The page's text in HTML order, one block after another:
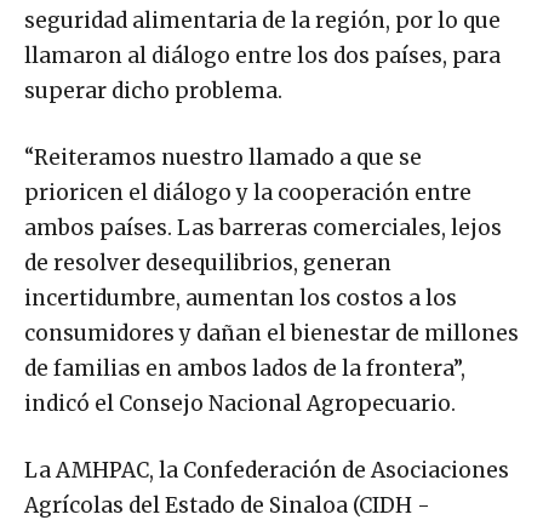
seguridad alimentaria de la región, por lo que
llamaron al diálogo entre los dos países, para
superar dicho problema.
“Reiteramos nuestro llamado a que se
prioricen el diálogo y la cooperación entre
ambos países. Las barreras comerciales, lejos
de resolver desequilibrios, generan
incertidumbre, aumentan los costos a los
consumidores y dañan el bienestar de millones
de familias en ambos lados de la frontera”,
indicó el Consejo Nacional Agropecuario.
La AMHPAC, la Confederación de Asociaciones
Agrícolas del Estado de Sinaloa (CIDH -